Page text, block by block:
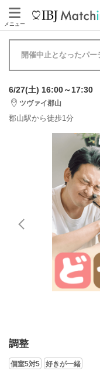
メニュー
開催中止となったパー
6/27(土) 16:00～17:30
ツヴァイ郡山
郡山駅から徒歩1分
調整
個室5対5 好きが一緒